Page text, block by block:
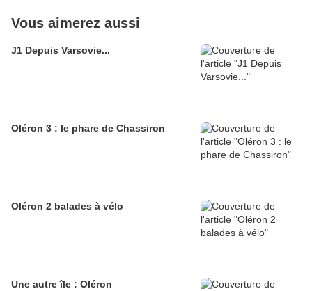
Vous aimerez aussi
J1 Depuis Varsovie...
Oléron 3 : le phare de Chassiron
Oléron 2 balades à vélo
Une autre île : Oléron